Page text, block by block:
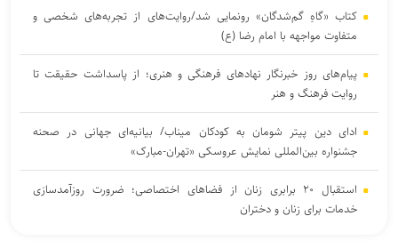
کتاب «گاهِ گم‌شدگان» رونمایی شد/روایت‌های از تجربه‌های شخصی و
متفاوت مواجهه با امام رضا (ع)
پیام‌های روز خبرنگار نهادهای فرهنگی و هنری؛ از پاسداشت حقیقت تا
روایت فرهنگ و هنر
ادای دین پیتر شومان به کودکان میناب/ بیانیه‌ای جهانی در صحنه
جشنواره بین‌المللی نمایش عروسکی «تهران-مبارک»
استقبال ۲۰ برابری زنان از فضاهای اختصاصی؛ ضرورت روزآمدسازی
خدمات برای زنان و دختران